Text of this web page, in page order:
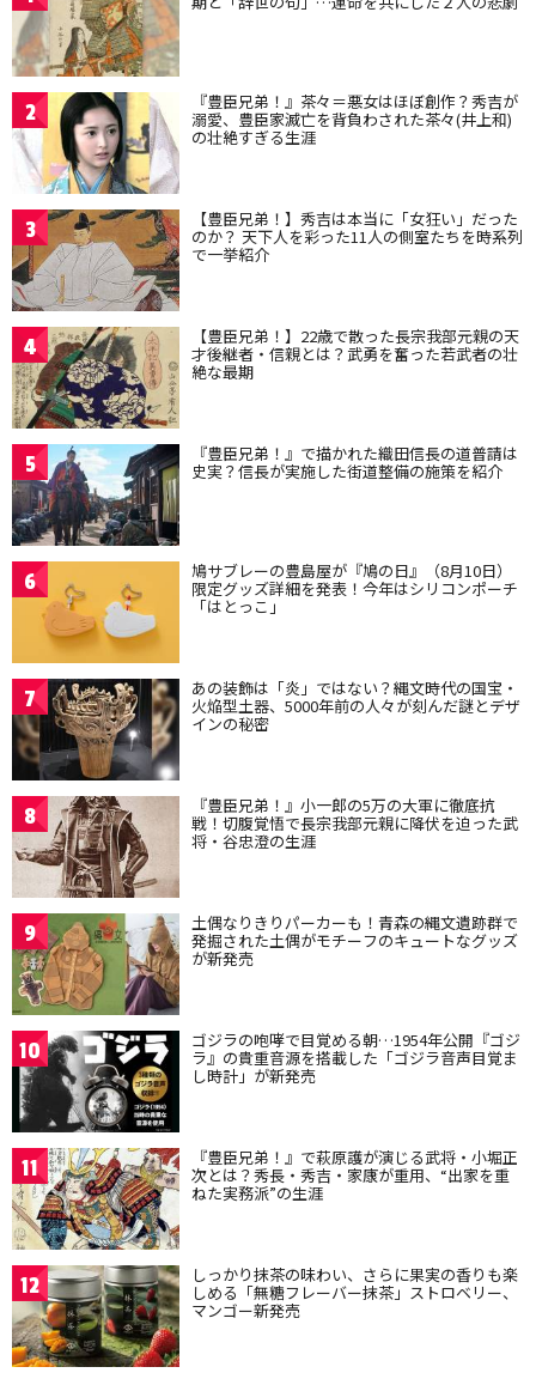
2 『豊臣兄弟！』茶々＝悪女はほぼ創作？秀吉が
溺愛、豊臣家滅亡を背負わされた茶々(井上和)
の壮絶すぎる生涯
3 【豊臣兄弟！】秀吉は本当に「女狂い」だった
のか？ 天下人を彩った11人の側室たちを時系列
で一挙紹介
4 【豊臣兄弟！】22歳で散った長宗我部元親の天
才後継者・信親とは？武勇を奮った若武者の壮
絶な最期
5 『豊臣兄弟！』で描かれた織田信長の道普請は
史実？信長が実施した街道整備の施策を紹介
6 鳩サブレーの豊島屋が『鳩の日』（8月10日）
限定グッズ詳細を発表！今年はシリコンポーチ
「はとっこ」
7 あの装飾は「炎」ではない？縄文時代の国宝・
火焔型土器、5000年前の人々が刻んだ謎とデザ
インの秘密
8 『豊臣兄弟！』小一郎の5万の大軍に徹底抗
戦！切腹覚悟で長宗我部元親に降伏を迫った武
将・谷忠澄の生涯
9 土偶なりきりパーカーも！青森の縄文遺跡群で
発掘された土偶がモチーフのキュートなグッズ
が新発売
10 ゴジラの咆哮で目覚める朝…1954年公開『ゴジ
ラ』の貴重音源を搭載した「ゴジラ音声目覚ま
し時計」が新発売
11 『豊臣兄弟！』で萩原護が演じる武将・小堀正
次とは？秀長・秀吉・家康が重用、“出家を重
ねた実務派”の生涯
12 しっかり抹茶の味わい、さらに果実の香りも楽
しめる「無糖フレーバー抹茶」ストロベリー、
マンゴー新発売